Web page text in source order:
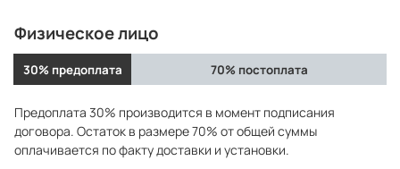
Физическое лицо
30% предоплата 70% постоплата
Предоплата 30% производится в момент подписания
договора. Остаток в размере 70% от общей суммы
оплачивается по факту доставки и установки.